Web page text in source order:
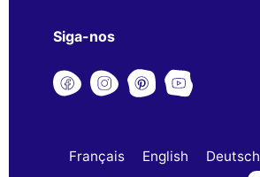
Siga-nos
Français English Deutsch